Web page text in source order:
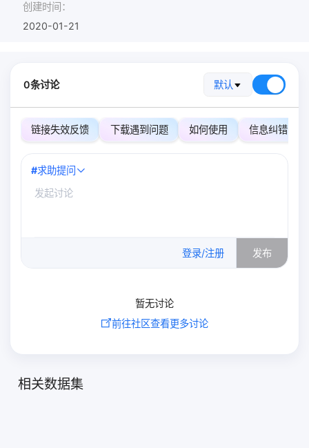
创建时间：
2020-01-21
0条讨论 默认
链接失效反馈 下载遇到问题 如何使用 信息纠错
#求助提问
登录/注册 发布
暂无讨论
前往社区查看更多讨论
相关数据集